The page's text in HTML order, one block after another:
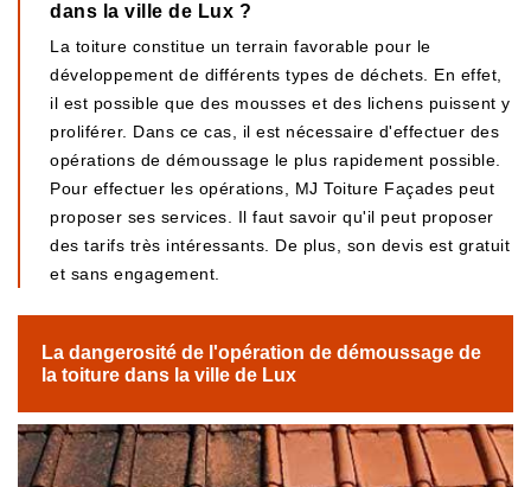
dans la ville de Lux ?
La toiture constitue un terrain favorable pour le
développement de différents types de déchets. En effet,
il est possible que des mousses et des lichens puissent y
proliférer. Dans ce cas, il est nécessaire d'effectuer des
opérations de démoussage le plus rapidement possible.
Pour effectuer les opérations, MJ Toiture Façades peut
proposer ses services. Il faut savoir qu'il peut proposer
des tarifs très intéressants. De plus, son devis est gratuit
et sans engagement.
La dangerosité de l'opération de démoussage de
la toiture dans la ville de Lux